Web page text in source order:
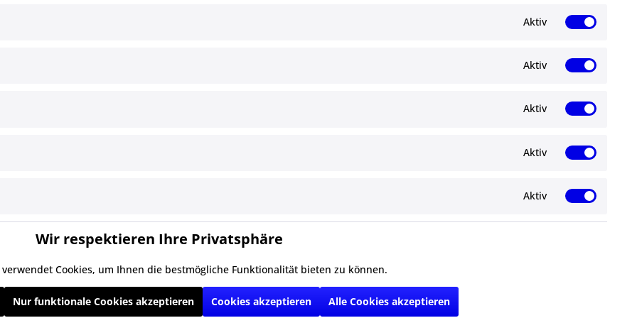
Abonnieren Sie den kostenlosen ma-
zur Kenntnis genommen.
Mehrwertsteuer zzgl.Versandkostenund ggf. Nachnahmegebühren, wenn nicht anders beschrieben
Realisiert mit Shopware
Aktiv
Aktiv
Aktiv
Aktiv
Aktiv
Wir respektieren Ihre Privatsphäre
verwendet Cookies, um Ihnen die bestmögliche Funktionalität bieten zu können.
Nur funktionale Cookies akzeptieren Cookies akzeptieren Alle Cookies akzeptieren